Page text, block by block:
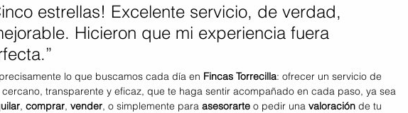
estrellas! Excelente servicio, de verdad,
Hicieron que mi experiencia fuera
lo que buscamos cada día en Fincas Torrecilla: ofrecer un servicio de
transparente y eficaz, que te haga sentir acompañado en cada paso, ya sea
, comprar, vender, o simplemente para asesorarte o pedir una valoración de tu